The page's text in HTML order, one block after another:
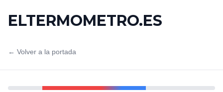
ELTERMOMETRO.ES
← Volver a la portada